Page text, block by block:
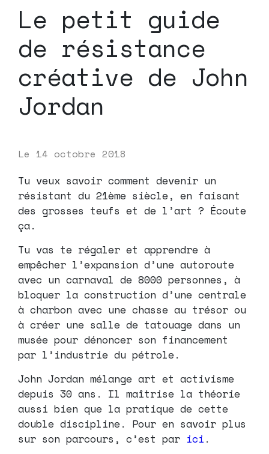
Le petit guide
de résistance
créative de John
Jordan
Le 14 octobre 2018
Tu veux savoir comment devenir un
résistant du 21ème siècle, en faisant
des grosses teufs et de l’art ? Écoute
ça.
Tu vas te régaler et apprendre à
empêcher l’expansion d’une autoroute
avec un carnaval de 8000 personnes, à
bloquer la construction d’une centrale
à charbon avec une chasse au trésor ou
à créer une salle de tatouage dans un
musée pour dénoncer son financement
par l’industrie du pétrole.
John Jordan mélange art et activisme
depuis 30 ans. Il maîtrise la théorie
aussi bien que la pratique de cette
double discipline. Pour en savoir plus
sur son parcours, c’est par ici .